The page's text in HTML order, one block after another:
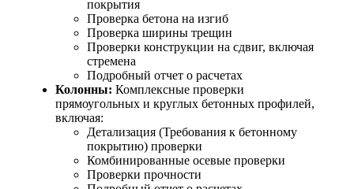
покрытия
Проверка бетона на изгиб
Проверка ширины трещин
Проверки конструкции на сдвиг, включая
стремена
Подробный отчет о расчетах
Колонны: Комплексные проверки
прямоугольных и круглых бетонных профилей,
включая:
Детализация (Требования к бетонному
покрытию) проверки
Комбинированные осевые проверки
Проверки прочности